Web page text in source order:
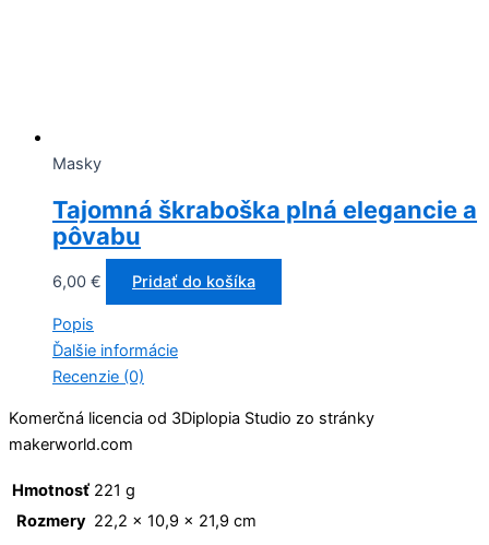
Masky
Tajomná škraboška plná elegancie a
pôvabu
6,00 € Pridať do košíka
Popis
Ďalšie informácie
Recenzie (0)
Komerčná licencia od 3Diplopia Studio zo stránky
makerworld.com
Hmotnosť 221 g
Rozmery 22,2 × 10,9 × 21,9 cm